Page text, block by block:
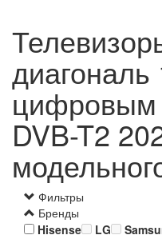
цифровым
DVB-T2
Фильтры
Бренды
Hisense
LG